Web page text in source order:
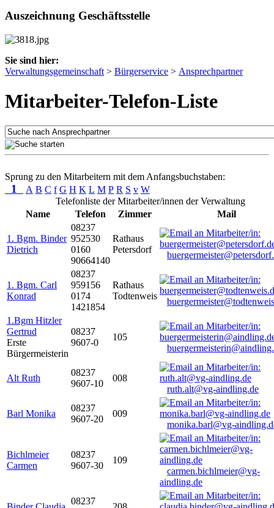
Auszeichnung Geschäftsstelle
Sie sind hier:
Verwaltungsgemeinschaft > Bürgerservice > Ansprechpartner
Mitarbeiter-Telefon-Liste
Sprung zu den Mitarbeitern mit dem Anfangsbuchstaben:
1 A B C f G H K L M P R S v W
Telefonliste der Mitarbeiter/innen der Verwaltung
Name
Telefon Zimmer Mail
1. Bgm. Binder
Dietrich
08237
952530
0160
90664140
Rathaus
Petersdorf
1. Bgm. Carl
Konrad
08237
959156
0174
1421854
Rathaus
Todtenweis
1.Bgm Hitzler
Gertrud
Erste
Bürgermeisterin
08237
9607-0
105
Alt Ruth
08237
9607-10
008
ruth.alt@vg-aindling.de
Barl Monika
08237
9607-20
009
monika.barl@vg-
Bichlmeier
Carmen
08237
9607-30
109
carmen.bichlmeier@vg-
aindling.de
08237